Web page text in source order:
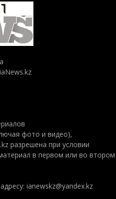
фото и видео),
разрешена при условии
в первом или во втором
ianewskz@yandex.kz